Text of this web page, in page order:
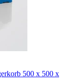
500 x 500 x